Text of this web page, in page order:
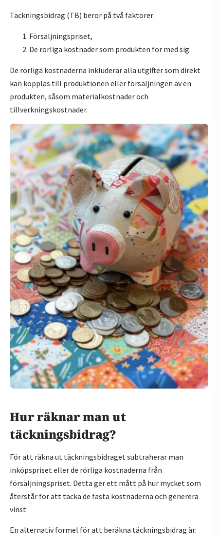
Täckningsbidrag (TB) beror på två faktorer:
Försäljningspriset,
De rörliga kostnader som produkten för med sig.
De rörliga kostnaderna inkluderar alla utgifter som direkt
kan kopplas till produktionen eller försäljningen av en
produkten, såsom materialkostnader och
tillverkningskostnader.
Hur räknar man ut
täckningsbidrag?
För att räkna ut täckningsbidraget subtraherar man
inköpspriset eller de rörliga kostnaderna från
försäljningspriset. Detta ger ett mått på hur mycket som
återstår för att täcka de fasta kostnaderna och generera
vinst.
En alternativ formel för att beräkna täckningsbidrag är: